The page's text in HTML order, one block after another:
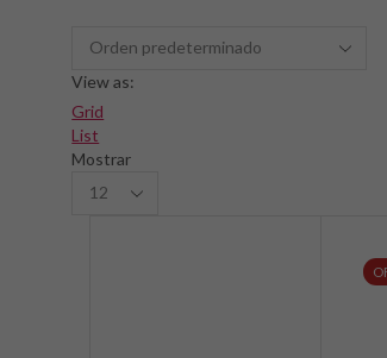
View as:
Grid
List
Mostrar
per